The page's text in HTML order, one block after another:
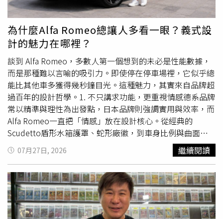
用引發爭議，最終原廠決定改以「Junior」作為正式名稱，
也讓這個塵封數十年的經典車名重出江湖。而對Alfa
Romeo而言，Junior的意義遠不只是名稱復刻。2025年品
牌重新回台灣市場時，率先登場的是Giulia與Stelvio兩款充
滿性能色彩的作品，向車迷宣告那個熟悉的愛快羅密歐回來
了。但如果說Giulia與Stelvio代表的是品牌過去百年的傳
承，那麼Junior更像是一封寫給未來的情書。它不只是Alfa
Romeo旗下最新世代產品，更是進入新能源時代的重要代
表作。從官方資料中不斷提及的「新世代Alfisti（愛快
迷）」、「新能源雙動力架構」，便能看出原廠對這款車寄
予厚望。Junior屬於標準都會跨界休旅尺碼，透過短前後懸
設計、厚實輪拱與向後收束的車尾線條，營造出接近掀背鋼
砲的視覺張力。（圖／方萬民攝）車頭經典的Scudetto盾
形水箱護罩是全車焦點。（圖／方萬民攝）同樣是小型休
旅，德國人習慣用精準比例展現理性，日本品牌強調機能與
實用，而義大利人似乎總是把情感放在第一順位。Alfa
Romeo Junior車長4,173mm、車寬1,781mm、車高
1,539mm，屬於標準都會跨界休旅尺碼。雖然身形緊湊，
為什麼Alfa Romeo總讓人多看一眼？義式設
計的魅力在哪裡？
談到 Alfa Romeo，多數人第一個想到的未必是性能數據，
而是那種難以言喻的吸引力。即使停在停車場裡，它似乎總
能比其他車多獲得幾秒鐘目光。這種魅力，其實來自品牌超
過百年的設計哲學。1. 不只講求功能，更重視情感德系品牌
常以精準與理性為出發點，日本品牌則強調實用與效率，而
Alfa Romeo一直把「情感」放在設計核心。從經典的
Scudetto盾形水箱護罩、蛇形廠徽，到車身比例與曲面雕
塑，許多設計元素都已傳承數十年。即使是全新世代的
Junior，也能一眼看出它來自Alfa Romeo家族。2.跑車血
統融入休旅車Junior雖然是一輛都會休旅，但設計團隊仍融
入許多跑車元素。例如短前後懸、厚實輪拱、Coda Tronca
截尾式車尾，以及低重心視覺比例，都讓它比一般休旅車更
具動感。這也是為什麼許多人會形容Junior像是一輛「長高
的鋼砲」。3. 精品感來自細節真正的義式設計往往藏在細節
07月27日, 2026 繼續閱讀